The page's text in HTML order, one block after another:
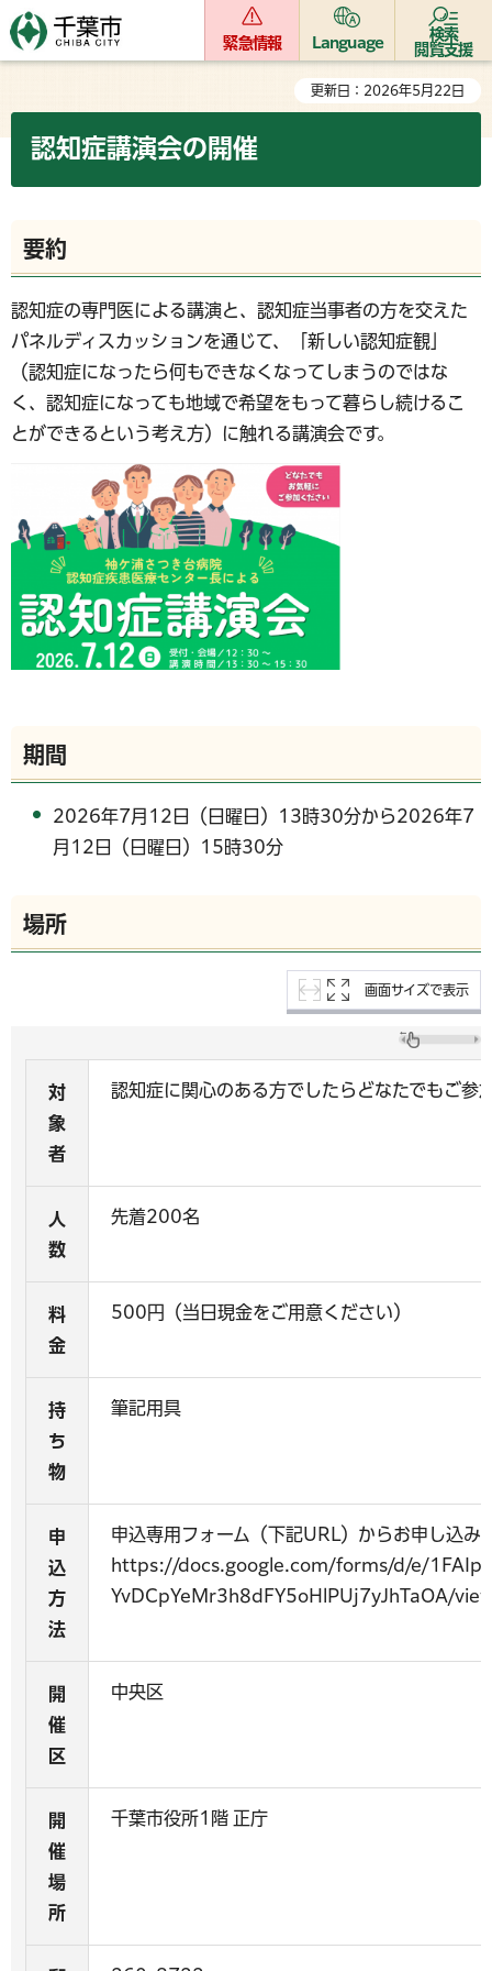
緊急情報 Language
検索
閲覧支援
更新日：2026年5月22日
認知症講演会の開催
要約
認知症の専門医による講演と、認知症当事者の方を交えた
パネルディスカッションを通じて、「新しい認知症観」
（認知症になったら何もできなくなってしまうのではな
く、認知症になっても地域で希望をもって暮らし続けるこ
とができるという考え方）に触れる講演会です。
期間
2026年7月12日（日曜日）13時30分から2026年7
月12日（日曜日）15時30分
場所
画面サイズで表示
対
象
者
認知症に関心のある方でしたらどなたでもご参
人
数
先着200名
料
金
500円（当日現金をご用意ください）
持
ち
物
筆記用具
申
込
方
法
申込専用フォーム（下記URL）からお申し込み
https://docs.google.com/forms/d/e/
YvDCpYeMr3h8dFY5oHlPUj7yJhTaOA/
開
催
区
中央区
開
催
場
所
千葉市役所1階 正庁